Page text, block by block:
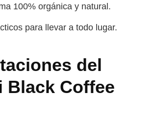
100% orgánica y natural.
para llevar a todo lugar.
del
Black Coffee